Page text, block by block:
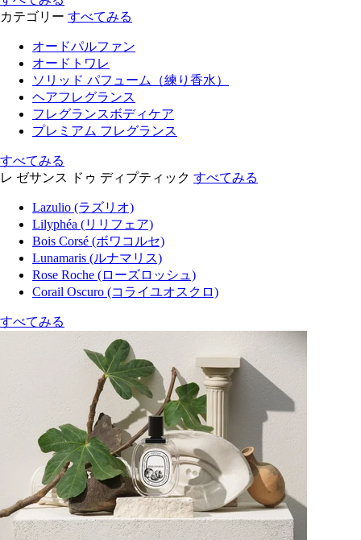
カテゴリー すべてみる
オードパルファン
オードトワレ
ソリッド パフューム（練り香水）
ヘアフレグランス
フレグランスボディケア
プレミアム フレグランス
すべてみる
レ ゼサンス ドゥ ディプティック すべてみる
Lazulio (ラズリオ)
Lilyphéa (リリフェア)
Bois Corsé (ボワコルセ)
Lunamaris (ルナマリス)
Rose Roche (ローズロッシュ)
Corail Oscuro (コライユオスクロ)
すべてみる